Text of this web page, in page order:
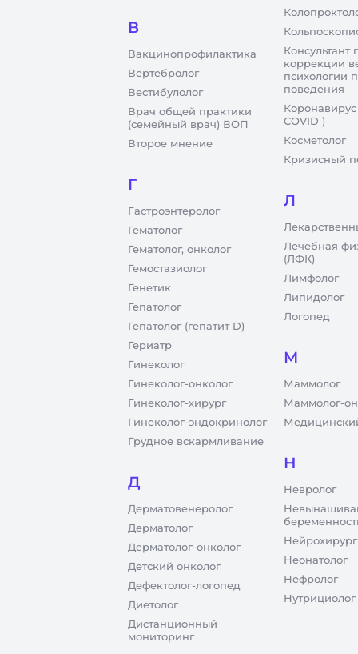
В
Вакцинопрофилактика
Вертебролог
Вестибулолог
Врач общей практики
(семейный врач) ВОП
Второе мнение
Г
Гастроэнтеролог
Гематолог
Гематолог, онколог
Гемостазиолог
Генетик
Гепатолог
Гепатолог (гепатит D)
Гериатр
Гинеколог
Гинеколог-онколог
Гинеколог-хирург
Гинеколог-эндокринолог
Грудное вскармливание
Д
Дерматовенеролог
Дерматолог
Дерматолог-онколог
Детский онколог
Дефектолог-логопед
Диетолог
Дистанционный
мониторинг
Консультант
коррекции
психологии
поведения
COVID )
Косметолог
Кризисный
Л
Лечебная
(ЛФК)
Лимфолог
Липидолог
Логопед
М
Маммолог
Маммолог-
Н
Невролог
Нейрохирург
Неонатолог
Нефролог
Нутрициолог